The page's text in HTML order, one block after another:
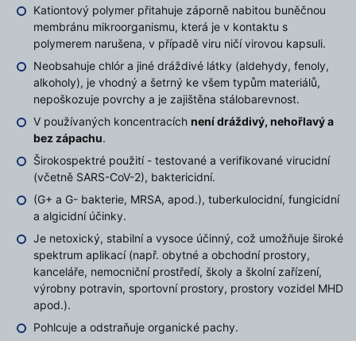
Kationtový polymer přitahuje záporně nabitou buněčnou
membránu mikroorganismu, která je v kontaktu s
polymerem narušena, v případě viru ničí virovou kapsuli.
Neobsahuje chlór a jiné dráždivé látky (aldehydy, fenoly,
alkoholy), je vhodný a šetrný ke všem typům materiálů,
nepoškozuje povrchy a je zajištěna stálobarevnost.
V používaných koncentracích není dráždivý, nehořlavý a
bez zápachu.
Širokospektré použití - testované a verifikované virucidní
(včetně SARS-CoV-2), baktericidní.
(G+ a G- bakterie, MRSA, apod.), tuberkulocidní, fungicidní
a algicidní účinky.
Je netoxický, stabilní a vysoce účinný, což umožňuje široké
spektrum aplikací (např. obytné a obchodní prostory,
kanceláře, nemocniční prostředí, školy a školní zařízení,
výrobny potravin, sportovní prostory, prostory vozidel MHD
apod.).
Pohlcuje a odstraňuje organické pachy.